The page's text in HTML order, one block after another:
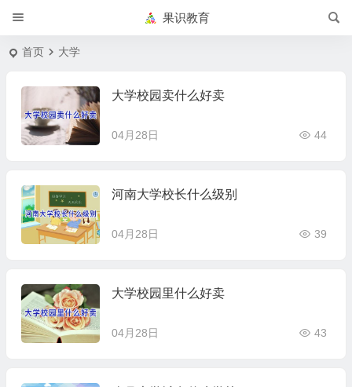
果识教育
首页 大学
大学校园卖什么好卖
04月28日 44
河南大学校长什么级别
04月28日 39
大学校园里什么好卖
04月28日 43